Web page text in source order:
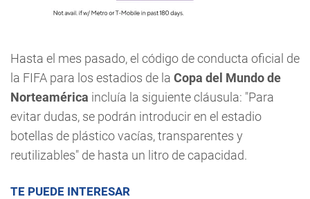
Hasta el mes pasado, el código de conducta oficial de
la FIFA para los estadios de la Copa del Mundo de
Norteamérica incluía la siguiente cláusula: "Para
evitar dudas, se podrán introducir en el estadio
botellas de plástico vacías, transparentes y
reutilizables" de hasta un litro de capacidad.
TE PUEDE INTERESAR